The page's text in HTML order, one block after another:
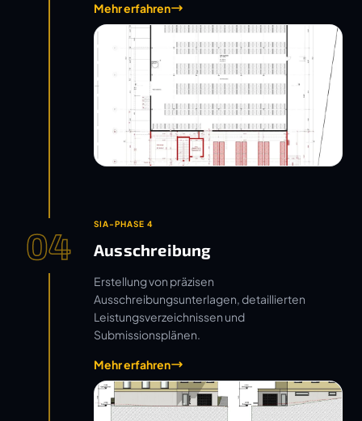
Mehr erfahren
04 SIA-PHASE 4
Ausschreibung
Erstellung von präzisen
Ausschreibungsunterlagen, detaillierten
Leistungsverzeichnissen und
Submissionsplänen.
Mehr erfahren